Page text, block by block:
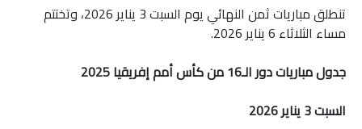
تنطلق مباريات ثمن النهائي يوم السبت 3 يناير 2026، وتختتم
مساء الثلاثاء 6 يناير 2026.
جدول مباريات دور الـ16 من كأس أمم إفريقيا 2025
السبت 3 يناير 2026